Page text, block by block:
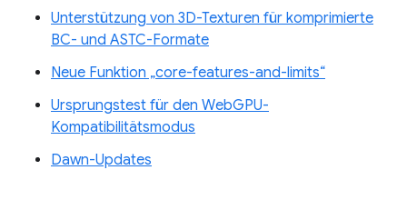
Unterstützung von 3D-Texturen für komprimierte
BC- und ASTC-Formate
Neue Funktion „core-features-and-limits“
Ursprungstest für den WebGPU-
Kompatibilitätsmodus
Dawn-Updates